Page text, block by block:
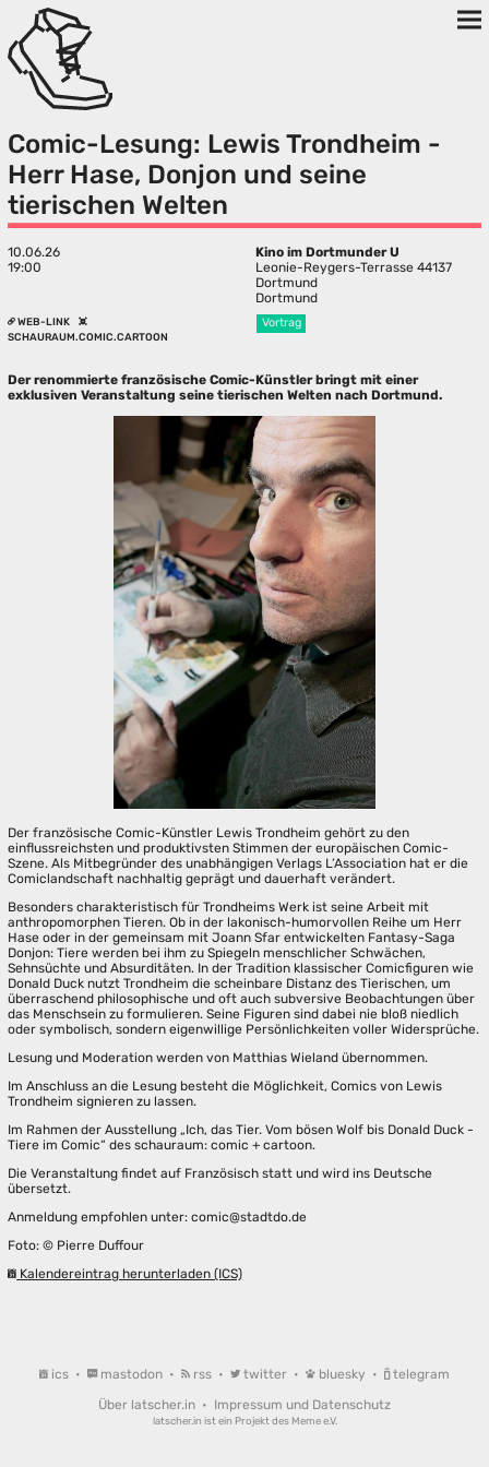
Comic-Lesung: Lewis Trondheim -
Herr Hase, Donjon und seine
tierischen Welten
10.06.26
19:00
Kino im Dortmunder U
Leonie-Reygers-Terrasse 44137
Dortmund
Dortmund
WEB-LINK
SCHAURAUM.COMIC.CARTOON
Vortrag
Der renommierte französische Comic-Künstler bringt mit einer
exklusiven Veranstaltung seine tierischen Welten nach Dortmund.
Der französische Comic-Künstler Lewis Trondheim gehört zu den
einflussreichsten und produktivsten Stimmen der europäischen Comic-
Szene. Als Mitbegründer des unabhängigen Verlags L’Association hat er die
Comiclandschaft nachhaltig geprägt und dauerhaft verändert.
Besonders charakteristisch für Trondheims Werk ist seine Arbeit mit
anthropomorphen Tieren. Ob in der lakonisch-humorvollen Reihe um Herr
Hase oder in der gemeinsam mit Joann Sfar entwickelten Fantasy-Saga
Donjon: Tiere werden bei ihm zu Spiegeln menschlicher Schwächen,
Sehnsüchte und Absurditäten. In der Tradition klassischer Comicfiguren wie
Donald Duck nutzt Trondheim die scheinbare Distanz des Tierischen, um
überraschend philosophische und oft auch subversive Beobachtungen über
das Menschsein zu formulieren. Seine Figuren sind dabei nie bloß niedlich
oder symbolisch, sondern eigenwillige Persönlichkeiten voller Widersprüche.
Lesung und Moderation werden von Matthias Wieland übernommen.
Im Anschluss an die Lesung besteht die Möglichkeit, Comics von Lewis
Trondheim signieren zu lassen.
Im Rahmen der Ausstellung „Ich, das Tier. Vom bösen Wolf bis Donald Duck -
Tiere im Comic“ des schauraum: comic + cartoon.
Die Veranstaltung findet auf Französisch statt und wird ins Deutsche
übersetzt.
Anmeldung empfohlen unter: comic@stadtdo.de
Foto: © Pierre Duffour
Kalendereintrag herunterladen (ICS)
ics • mastodon • rss • twitter • bluesky •
telegram
Über latscher.in • Impressum und Datenschutz
latscher.in ist ein Projekt des Meme e.V.